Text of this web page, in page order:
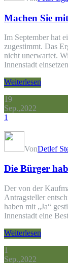
Machen Sie
Im September hat
zugestimmt. Das
nicht unerwartet.
Innenstadt
Weiterlesen
19
Sep.,2022
1
VonDetlef
Die Bürger
Der von der
Antragsteller
haben mit „Ja“
Innenstadt eine
Weiterlesen
1
Sep.,2022